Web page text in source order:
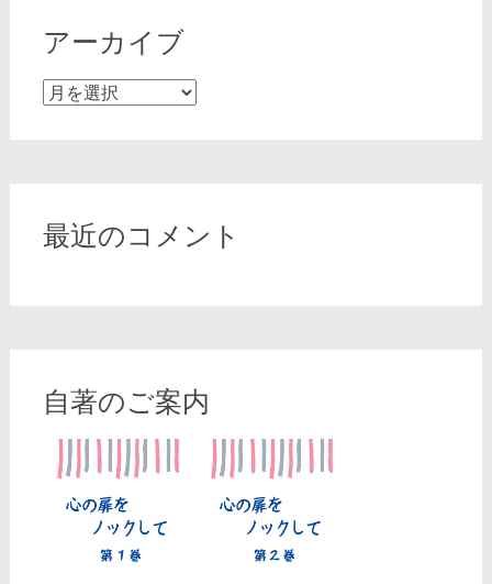
アーカイブ
ア
最近のコメント
自著のご案内